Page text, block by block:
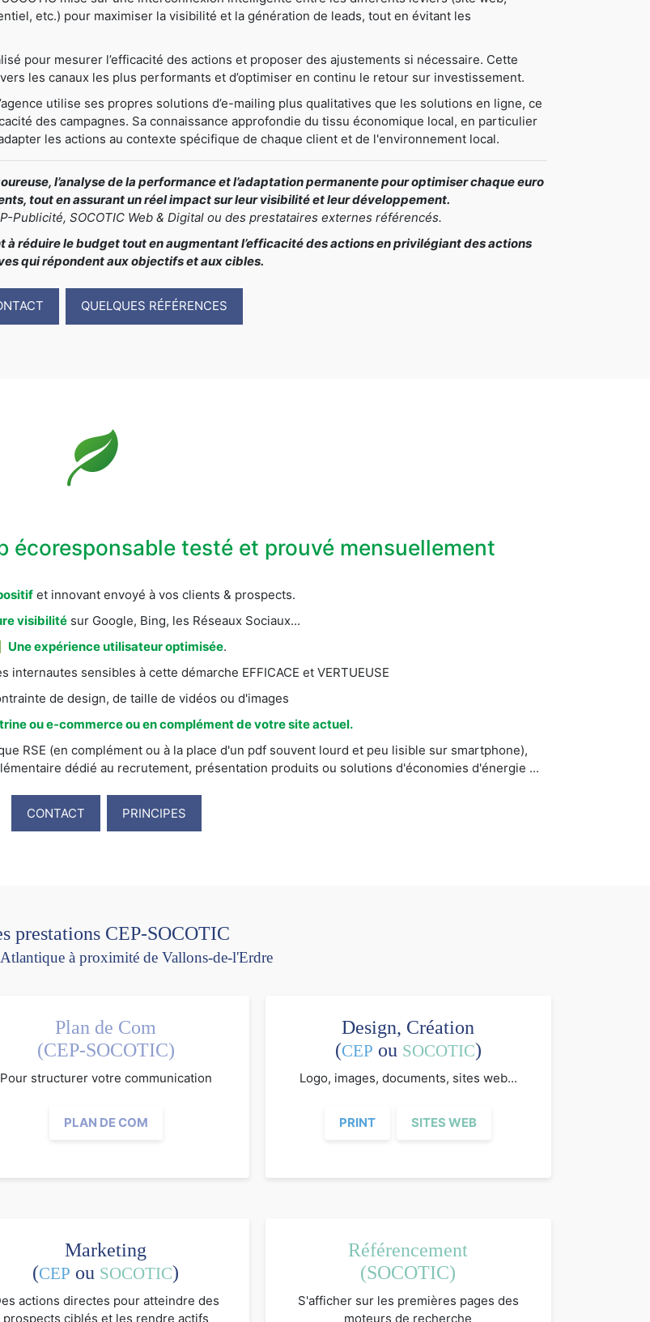
etc.) pour maximiser la visibilité et la génération de leads, tout en évitant les
pour mesurer l’efficacité des actions et proposer des ajustements si nécessaire. Cette
les canaux les plus performants et d’optimiser en continu le retour sur investissement.
utilise ses propres solutions d’e-mailing plus qualitatives que les solutions en ligne, ce
des campagnes. Sa connaissance approfondie du tissu économique local, en particulier
les actions au contexte spécifique de chaque client et de l'environnement local.
l’analyse de la performance et l’adaptation permanente pour optimiser chaque euro
tout en assurant un réel impact sur leur visibilité et leur développement.
Publicité, SOCOTIC Web & Digital ou des prestataires externes référencés.
à réduire le budget tout en augmentant l’efficacité des actions en privilégiant des actions
qui répondent aux objectifs et aux cibles.
QUELQUES RÉFÉRENCES
écoresponsable testé et prouvé mensuellement
et innovant envoyé à vos clients & prospects.
visibilité sur Google, Bing, les Réseaux Sociaux...
Une expérience utilisateur optimisée.
sensibles à cette démarche EFFICACE et VERTUEUSE
de design, de taille de vidéos ou d'images
ou e-commerce ou en complément de votre site actuel.
RSE (en complément ou à la place d'un pdf souvent lourd et peu lisible sur smartphone),
dédié au recrutement, présentation produits ou solutions d'économies d'énergie ...
CONTACT PRINCIPES
prestations CEP-SOCOTIC
à proximité de Vallons-de-l'Erdre
Plan de Com
(CEP-SOCOTIC)
Pour structurer votre communication
PLAN DE COM
Design, Création
(CEP ou SOCOTIC)
Logo, images, documents, sites web...
PRINT SITES WEB
Marketing
(CEP ou SOCOTIC)
actions directes pour atteindre des
prospects ciblés et les rendre actifs
Référencement
(SOCOTIC)
S'afficher sur les premières pages des
moteurs de recherche